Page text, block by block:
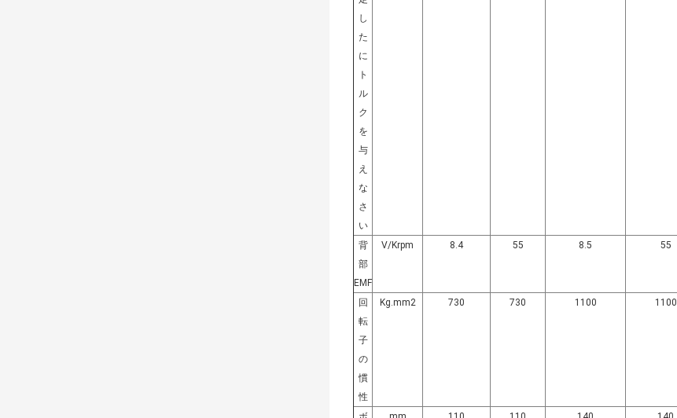
し
た
に
ト
ル
ク
を
与
え
な
さ
い
背
部
EMF
V/Krpm 8.4 55 8.5 55
回
転
子
の
慣
性
Kg.mm2 730 730 1100 1100